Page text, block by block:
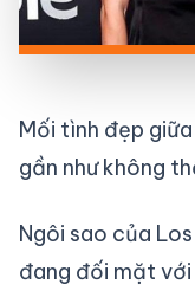
Mối tình đẹp
gần như không
Ngôi sao của
đang đối mặt